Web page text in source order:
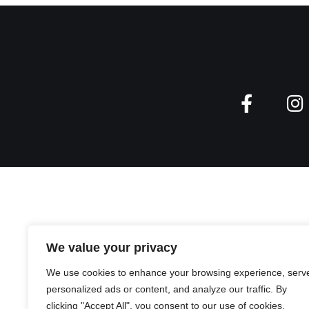
We value your privacy
We use cookies to enhance your browsing experience,
personalized ads or content, and analyze our traffic. By
clicking "Accept All", you consent to our use of cookies.